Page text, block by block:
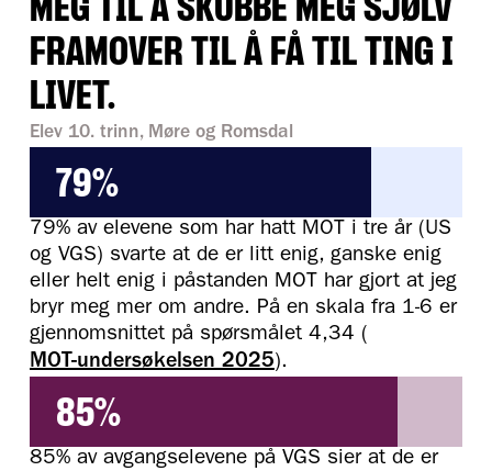
MEG TIL Å SKUBBE MEG SJØLV
FRAMOVER TIL Å FÅ TIL TING I
LIVET.
Elev 10. trinn, Møre og Romsdal
79%
79% av elevene som har hatt MOT i tre år (US
og VGS) svarte at de er litt enig, ganske enig
eller helt enig i påstanden MOT har gjort at jeg
bryr meg mer om andre. På en skala fra 1-6 er
gjennomsnittet på spørsmålet 4,34 (
MOT-undersøkelsen 2025).
85%
85% av avgangselevene på VGS sier at de er